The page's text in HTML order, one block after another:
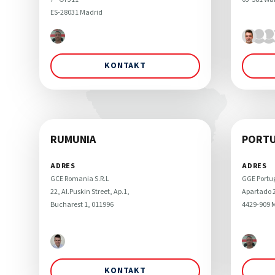
ES-28031 Madrid
KONTAKT
RUMUNIA
ADRES
GCE Romania S.R.L
22, Al.Puskin Street, Ap.1,
Bucharest 1, 011996
KONTAKT
ADRES
GGE
Apartado
4429-909